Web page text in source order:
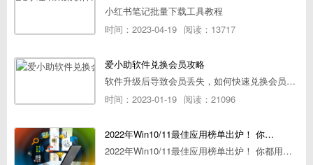
小红书笔记批量下载工具教程
时间：2023-04-19 阅读：13717
爱小助软件兑换会员攻略
软件升级后导致会员丢失，如何快速兑换会员详细攻略
时间：2023-01-19 阅读：21096
2022年Win10/11最佳应用榜单出炉！ 你都用过几个？
2022年Win10/11最佳应用榜单出炉！ 你都用过几个？